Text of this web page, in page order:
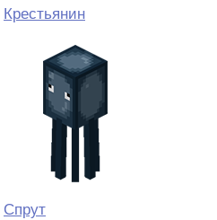
Крестьянин
Спрут